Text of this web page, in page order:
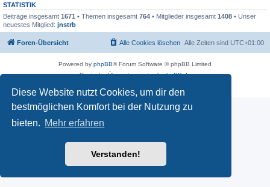
Diese Website nutzt Cookies, um dir den
bestmöglichen Komfort bei der Nutzung zu
bieten. Mehr erfahren
Verstanden!
STATISTIK
Beiträge insgesamt 1671 • Themen insgesamt 764 • Mitglieder insgesamt 1408 • Unser
neuestes Mitglied: jnstrb
Foren-Übersicht Alle Zeiten sind UTC+01:00
Alle Cookies löschen
Powered by phpBB® Forum Software © phpBB Limited
Deutsche Übersetzung durchphpBB.de